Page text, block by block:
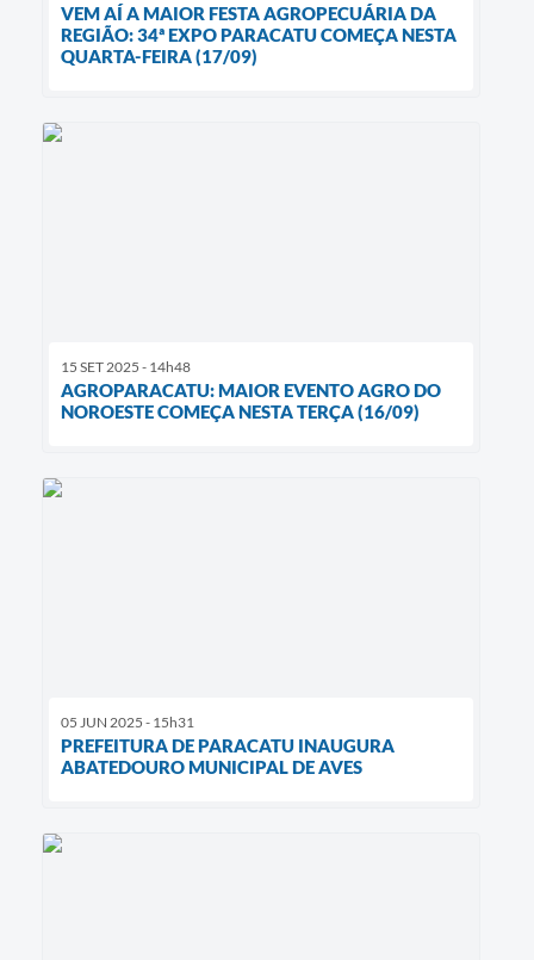
VEM AÍ A MAIOR FESTA AGROPECUÁRIA DA
REGIÃO: 34ª EXPO PARACATU COMEÇA NESTA
QUARTA-FEIRA (17/09)
15 SET 2025 - 14h48
AGROPARACATU: MAIOR EVENTO AGRO DO
NOROESTE COMEÇA NESTA TERÇA (16/09)
05 JUN 2025 - 15h31
PREFEITURA DE PARACATU INAUGURA
ABATEDOURO MUNICIPAL DE AVES